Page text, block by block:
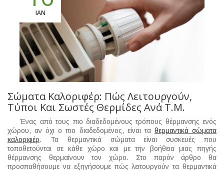
ΙΑΝ
Σώματα Καλοριφέρ: Πώς Λειτουργούν,
Τύποι Και Σωστές Θερμίδες Ανά Τ.μ.
Ένας από τους πιο διαδεδομένους τρόπους θέρμανσης ενός
χώρου, αν όχι ο πιο διαδεδομένος, είναι τα θερμαντικά σώματα
καλοριφέρ. Τα θερμαντικά σώματα είναι συσκευές που
τοποθετούνται σε κάθε χώρο και με την βοήθεια μιας πηγής
θέρμανσης θερμαίνουν τον χώρο. Στο παρόν άρθρο θα
προσπαθήσουμε να εξηγήσουμε πώς λειτουργούν τα θερμαντικά